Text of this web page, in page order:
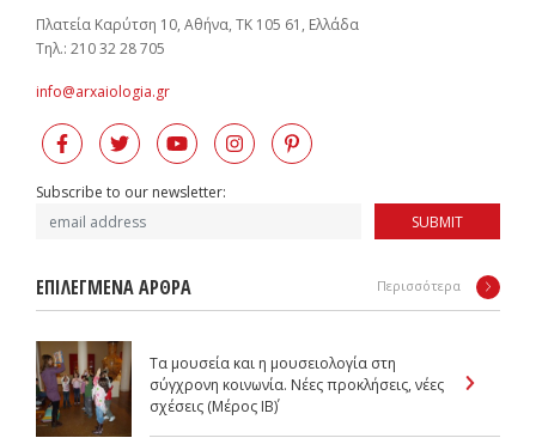
Πλατεία Καρύτση 10, Αθήνα, ΤΚ 105 61, Ελλάδα
Tηλ.: 210 32 28 705
info@arxaiologia.gr
Subscribe to our newsletter:
SUBMIT
ΕΠΙΛΕΓΜΕΝΑ ΑΡΘΡΑ Περισσότερα
Τα μουσεία και η μουσειολογία στη
σύγχρονη κοινωνία. Νέες προκλήσεις, νέες
σχέσεις (Μέρος IB΄)